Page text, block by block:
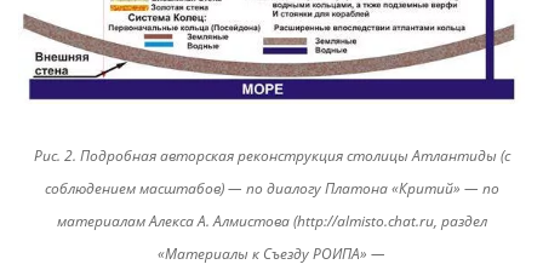
Рис. 2. Подробная авторская реконструкция столицы Атлантиды (с
соблюдением масштабов) — по диалогу Платона «Критий» — по
материалам Алекса А. Алмистова (http://almisto.chat.ru, раздел
«Материалы к Съезду РОИПА» —